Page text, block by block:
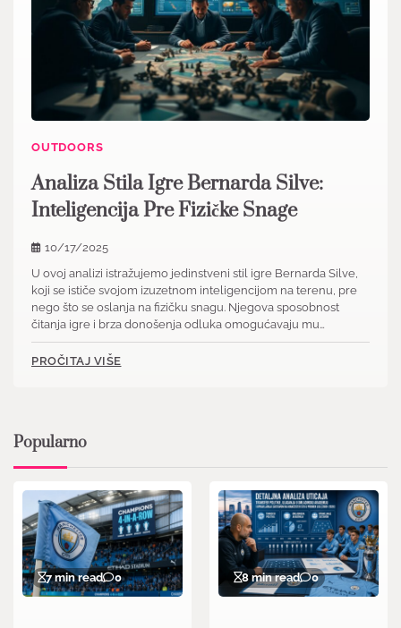
OUTDOORS
Analiza Stila Igre Bernarda Silve:
Inteligencija Pre Fizičke Snage
10/17/2025
U ovoj analizi istražujemo jedinstveni stil igre Bernarda Silve,
koji se ističe svojom izuzetnom inteligencijom na terenu, pre
nego što se oslanja na fizičku snagu. Njegova sposobnost
čitanja igre i brza donošenja odluka omogućavaju mu…
PROČITAJ VIŠE
Popularno
7 min read 0 8 min read 0